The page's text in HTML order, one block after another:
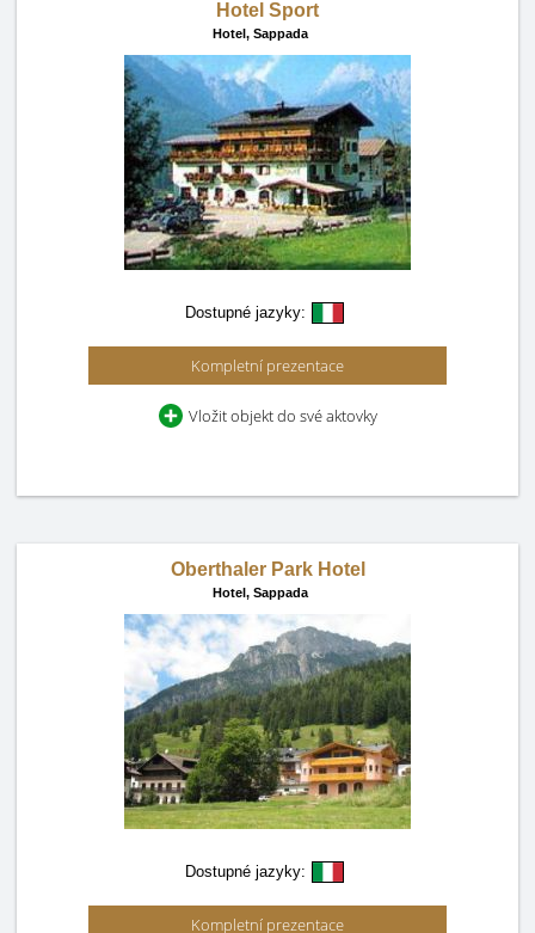
Hotel Sport
Hotel, Sappada
Dostupné jazyky:
Kompletní prezentace
Vložit objekt do své aktovky
Oberthaler Park Hotel
Hotel, Sappada
Dostupné jazyky:
Kompletní prezentace